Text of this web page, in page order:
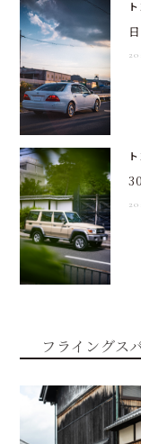
フライングス